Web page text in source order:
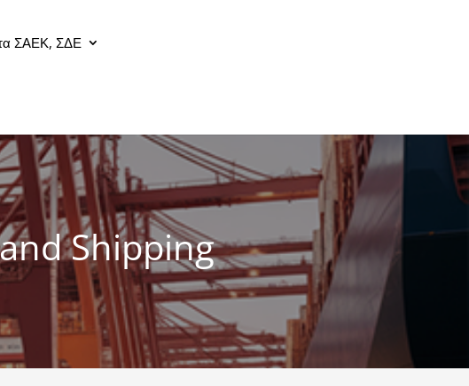
ΣΑΕΚ, ΣΔΕ
Shipping